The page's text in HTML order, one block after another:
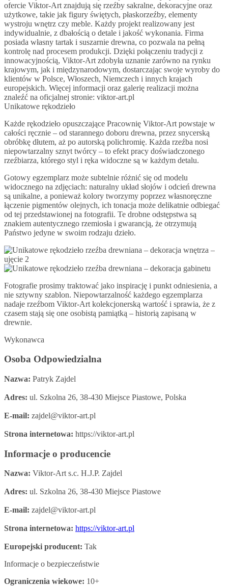
ofercie Viktor-Art znajdują się rzeźby sakralne, dekoracyjne oraz
użytkowe, takie jak figury świętych, płaskorzeźby, elementy
wystroju wnętrz czy meble. Każdy projekt realizowany jest
indywidualnie, z dbałością o detale i jakość wykonania. Firma
posiada własny tartak i suszarnie drewna, co pozwala na pełną
kontrolę nad procesem produkcji. Dzięki połączeniu tradycji z
innowacyjnością, Viktor-Art zdobyła uznanie zarówno na rynku
krajowym, jak i międzynarodowym, dostarczając swoje wyroby do
klientów w Polsce, Włoszech, Niemczech i innych krajach
europejskich. Więcej informacji oraz galerię realizacji można
znaleźć na oficjalnej stronie: viktor-art.pl
Unikatowe rękodzieło
Każde rękodzieło opuszczające Pracownię Viktor-Art powstaje w
całości ręcznie – od starannego doboru drewna, przez snycerską
obróbkę dłutem, aż po autorską polichromię. Każda rzeźba nosi
niepowtarzalny sznyt twórcy – to efekt pracy doświadczonego
rzeźbiarza, którego styl i ręka widoczne są w każdym detalu.
Gotowy egzemplarz może subtelnie różnić się od modelu
widocznego na zdjęciach: naturalny układ słojów i odcień drewna
są unikalne, a ponieważ kolory tworzymy poprzez własnoręczne
łączenie pigmentów olejnych, ich tonacja może delikatnie odbiegać
od tej przedstawionej na fotografii. Te drobne odstępstwa są
znakiem autentycznego rzemiosła i gwarancją, że otrzymują
Państwo jedyne w swoim rodzaju dzieło.
Fotografie prosimy traktować jako inspirację i punkt odniesienia, a
nie sztywny szablon. Niepowtarzalność każdego egzemplarza
nadaje rzeźbom Viktor-Art kolekcjonerską wartość i sprawia, że z
czasem stają się one osobistą pamiątką – historią zapisaną w
drewnie.
Wykonawca
Osoba Odpowiedzialna
Nazwa: Patryk Zajdel
Adres: ul. Szkolna 26, 38-430 Miejsce Piastowe, Polska
E-mail: zajdel@viktor-art.pl
Strona internetowa: https://viktor-art.pl
Informacje o producencie
Nazwa: Viktor-Art s.c. H.J.P. Zajdel
Adres: ul. Szkolna 26, 38-430 Miejsce Piastowe
E-mail: zajdel@viktor-art.pl
Strona internetowa: https://viktor-art.pl
Europejski producent: Tak
Informacje o bezpieczeństwie
Ograniczenia wiekowe: 10+